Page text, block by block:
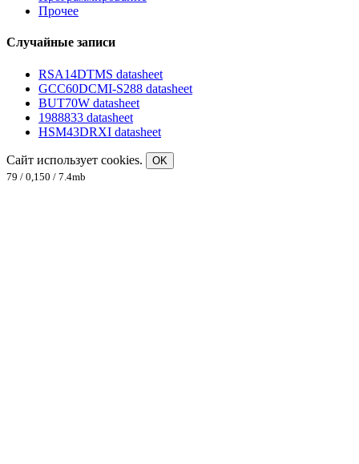
Прочее
Случайные записи
RSA14DTMS datasheet
GCC60DCMI-S288 datasheet
BUT70W datasheet
1988833 datasheet
HSM43DRXI datasheet
Сайт использует cookies.
OK
79 / 0,150 / 7.4mb